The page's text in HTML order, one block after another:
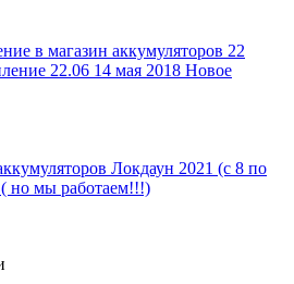
в магазин аккумуляторов 22
22.06 14 мая 2018 Новое
Локдаун 2021 (с 8 по
но мы работаем!!!)